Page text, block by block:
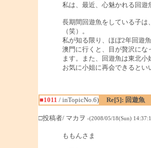
私は、最近、心魅かれる回遊
長期間回遊魚をしている子
（笑）。
私が知る限り、ほぼ2年回遊
澳門に行くと、目が贅沢に
ます。また、回遊魚は東北小
お気に小姐に再会できるとい
■1011 / inTopicNo.6)
Re[5]: 回遊魚
□投稿者/ マカヲ -(2008/05/18(Sun)
ももんさま